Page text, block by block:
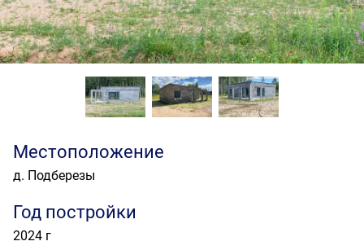
Местоположение
д. Подберезы
Год постройки
2024 г